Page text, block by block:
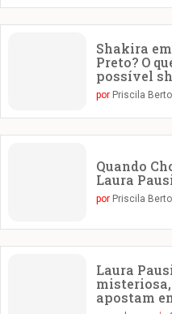
Shakira
Preto? O
possível
por Priscila
Quando
Laura
por Priscila
Laura
misteriosa,
apostam